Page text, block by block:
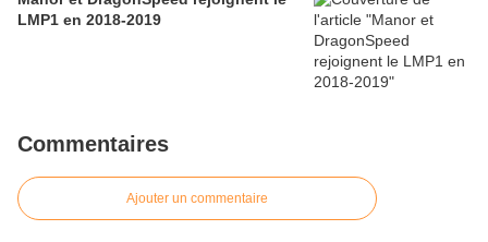
LMP1 en 2018-2019
Commentaires
Ajouter un commentaire